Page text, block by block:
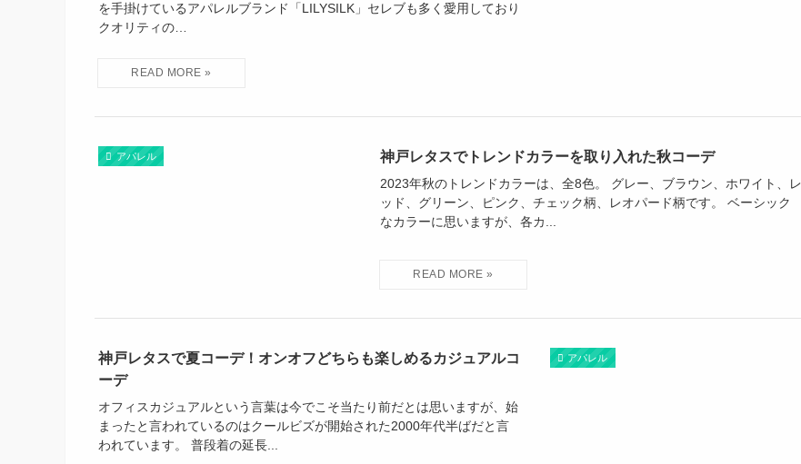
を手掛けているアパレルブランド「LILYSILK」セレブも多く愛用しており
クオリティの…
アパレル 神戸レタスでトレンドカラーを取り入れた秋コーデ
2023年秋のトレンドカラーは、全8色。 グレー、ブラウン、ホワイト、レ
ッド、グリーン、ピンク、チェック柄、レオパード柄です。 ベーシック
なカラーに思いますが、各カ...
アパレル
神戸レタスで夏コーデ！オンオフどちらも楽しめるカジュアルコ
ーデ
オフィスカジュアルという言葉は今でこそ当たり前だとは思いますが、始
まったと言われているのはクールビズが開始された2000年代半ばだと言
われています。 普段着の延長...